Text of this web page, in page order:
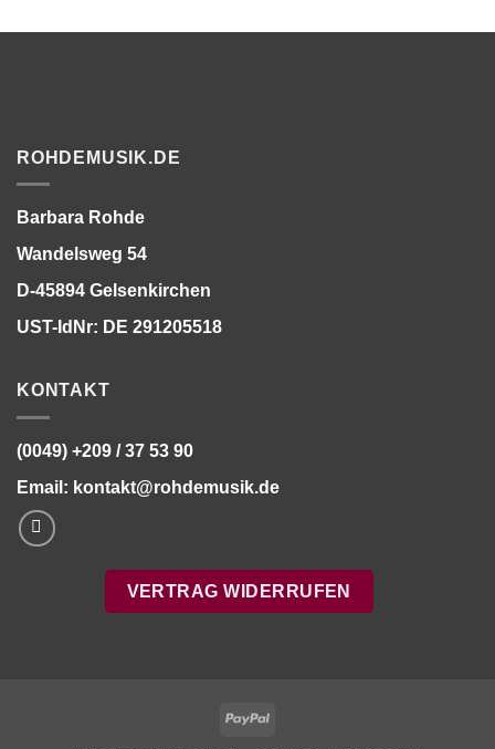
ROHDEMUSIK.DE
Barbara Rohde
Wandelsweg 54
D-45894 Gelsenkirchen
UST-IdNr: DE 291205518
KONTAKT
(0049) +209 / 37 53 90
Email: kontakt@rohdemusik.de
VERTRAG WIDERRUFEN
PayPal